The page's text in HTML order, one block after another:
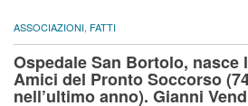
ASSOCIAZIONI, FATTI
Ospedale San Bortolo, nasce
Amici del Pronto Soccorso
nell’ultimo anno). Gianni